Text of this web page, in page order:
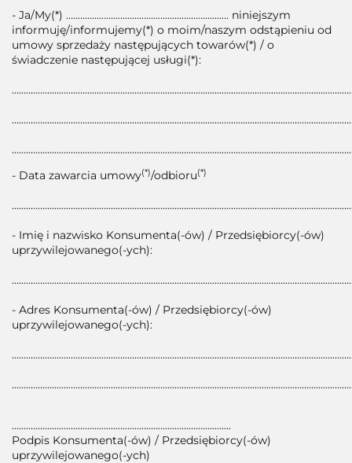
- Ja/My(*) ..................................................................... niniejszym
informuję/informujemy(*) o moim/naszym odstąpieniu od
umowy sprzedaży następujących towarów(*) / o
świadczenie następującej usługi(*):
- Data zawarcia umowy(*)/odbioru(*)
- Imię i nazwisko Konsumenta(-ów) / Przedsiębiorcy(-ów)
uprzywilejowanego(-ych):
- Adres Konsumenta(-ów) / Przedsiębiorcy(-ów)
uprzywilejowanego(-ych):
.............................................................................................
Podpis Konsumenta(-ów) / Przedsiębiorcy(-ów)
uprzywilejowanego(-ych)